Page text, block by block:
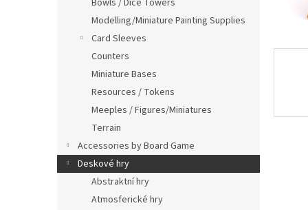
Bowls / Dice Towers
Modelling/Miniature Painting Supplies
Card Sleeves
Counters
Miniature Bases
Resources / Tokens
Meeples / Figures/Miniatures
Terrain
Accessories by Board Game
Deskové hry
Abstraktní hry
Atmosferické hry